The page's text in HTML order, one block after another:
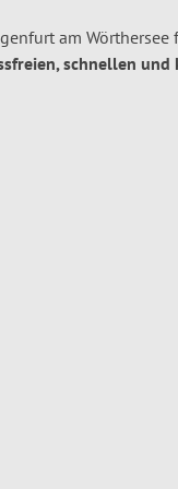
am
schnellen und